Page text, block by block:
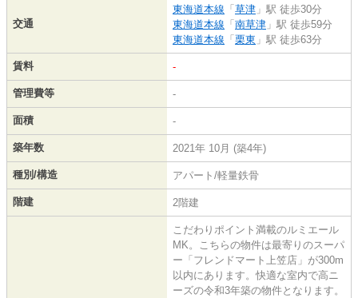
交通
東海道本線 「 草津 」駅 徒歩30分
東海道本線 「 南草津 」駅 徒歩59分
東海道本線 「 栗東 」駅 徒歩63分
賃料 -
管理費等 -
面積 -
築年数 2021年 10月 (築4年)
種別/構造 アパート/軽量鉄骨
階建 2階建
こだわりポイント満載のルミエール
MK。こちらの物件は最寄りのスーパ
ー「フレンドマート上笠店」が300m
以内にあります。快適な室内で高ニ
ーズの令和3年築の物件となります。